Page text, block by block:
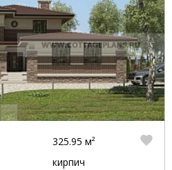
325.95 м²
кирпич